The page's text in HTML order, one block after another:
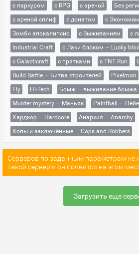
с паркуром
с RPG с ареной
Без
с ареной сплиф
с донатом с
Зомби апокалипсис
с Выживанием с
Industrial Craft
с Лаки блоком — Lucky
с Galacticraft
с прятками с TNT Run
Build Battle — Битва строителей
Pixelmon
Fly
Hi-Tech
Бомж — выживание бомжа
Murder mystery — Маньяк
Paintball —
Хардкор — Hardcore
Анархия — Anarchy
Копы и заключённые — Cops and Robbers
Серверов по заданным параметрам не
такой сервер и он появится на этом
Загрузить еще